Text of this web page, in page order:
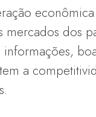
dos
a